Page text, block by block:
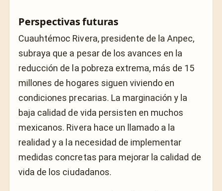
Perspectivas futuras
Cuauhtémoc Rivera, presidente de la Anpec,
subraya que a pesar de los avances en la
reducción de la pobreza extrema, más de 15
millones de hogares siguen viviendo en
condiciones precarias. La marginación y la
baja calidad de vida persisten en muchos
mexicanos. Rivera hace un llamado a la
realidad y a la necesidad de implementar
medidas concretas para mejorar la calidad de
vida de los ciudadanos.